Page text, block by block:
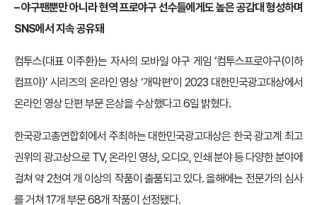
–야구팬뿐만 아니라 현역 프로야구 선수들에게도 높은 공감대 형성하며
SNS에서 지속 공유돼
컴투스(대표 이주환)는 자사의 모바일 야구 게임 ‘컴투스프로야구(이하
컴프야)’ 시리즈의 온라인 영상 ‘개막편’이 2023 대한민국광고대상에서
온라인 영상 단편 부문 은상을 수상했다고 6일 밝혔다.
한국광고총연합회에서 주최하는 대한민국광고대상은 한국 광고계 최고
권위의 광고상으로 TV, 온라인 영상, 오디오, 인쇄 분야 등 다양한 분야에
걸쳐 약 2천여 개 이상의 작품이 출품되고 있다. 올해에는 전문가의 심사
를 거쳐 17개 부문 68개 작품이 선정됐다.